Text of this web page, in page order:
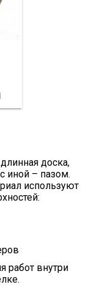
доска,
иной – пазом.
используют
работ внутри